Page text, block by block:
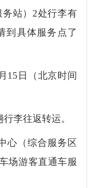
站）2处行李有
到具体服务点了
日（北京时间
李往返转运。
（综合服务区
场游客直通车服